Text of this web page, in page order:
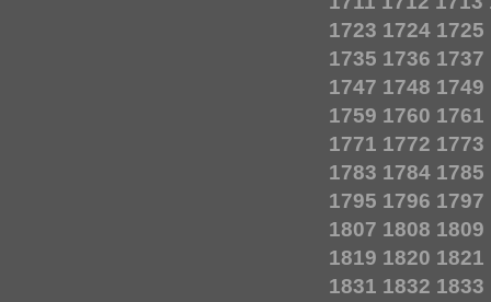
1723 1724 1725
1735 1736 1737
1747 1748 1749
1759 1760 1761
1771 1772 1773
1783 1784 1785
1795 1796 1797
1807 1808 1809
1819 1820 1821
1831 1832 1833